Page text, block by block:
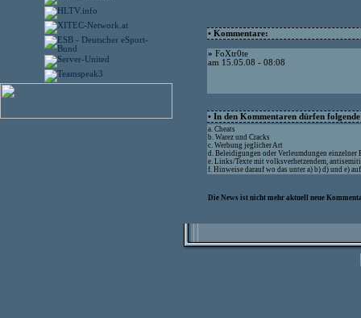
• Kommentare:
» FoXtr0te
am 15.05.08 - 08:08
• In den Kommentaren dürfen
a. Cheats
b. Warez und Cracks
c. Werbung jeglicher Art
d. Beleidigungen oder Verleumdungen einzelner
e. Links/Texte mit volksverhetzendem,
f. Hinweise darauf wo das unter a) b) d) und e)
Die News ist nicht mehr aktuell neue